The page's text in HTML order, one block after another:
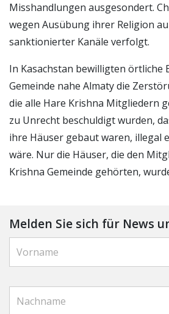
Misshandlungen ausgesondert.
wegen Ausübung ihrer Religion
sanktionierter Kanäle verfolgt.
In Kasachstan bewilligten örtliche
Gemeinde nahe Almaty die
die alle Hare Krishna Mitgliedern
zu Unrecht beschuldigt wurden,
ihre Häuser gebaut waren, illegal
wäre. Nur die Häuser, die den
Krishna Gemeinde gehörten,
Melden Sie sich für News